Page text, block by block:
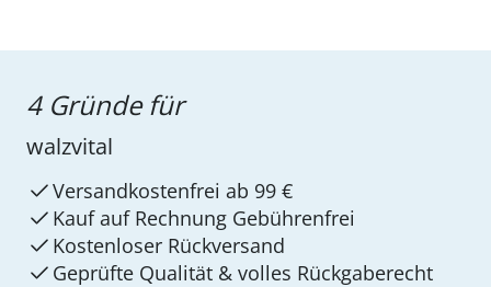
4 Gründe für
walzvital
Versandkostenfrei ab 99 €
Kauf auf Rechnung Gebührenfrei
Kostenloser Rückversand
Geprüfte Qualität & volles Rückgaberecht